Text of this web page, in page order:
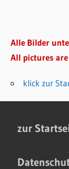
Alle Bilder
All pictures
klick zur
zur